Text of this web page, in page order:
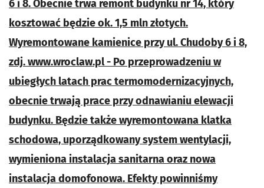
6 i 8. Obecnie trwa remont budynku nr 14, który
kosztować będzie ok. 1,5 mln złotych.
Wyremontowane kamienice przy ul. Chudoby 6 i 8,
zdj. www.wroclaw.pl - Po przeprowadzeniu w
ubiegłych latach prac termomodernizacyjnych,
obecnie trwają prace przy odnawianiu elewacji
budynku. Będzie także wyremontowana klatka
schodowa, uporządkowany system wentylacji,
wymieniona instalacja sanitarna oraz nowa
instalacja domofonowa. Efekty powinniśmy